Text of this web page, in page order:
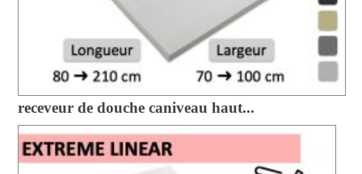
receveur de douche caniveau haut...